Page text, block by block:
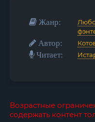
Жанр:
Автор:
Читает:
Возрастные
содержать контент